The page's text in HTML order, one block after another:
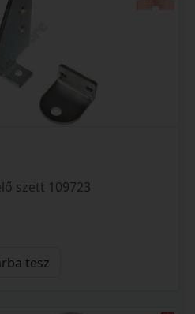
szett 109723
tesz